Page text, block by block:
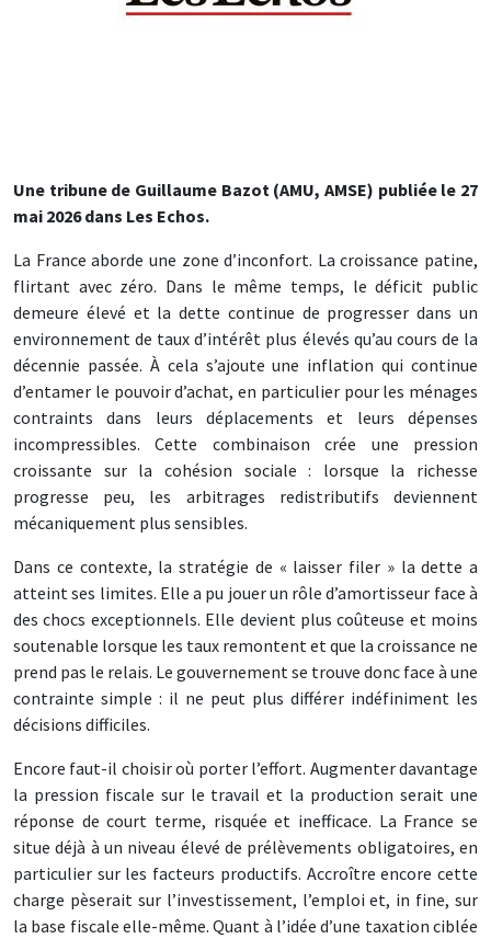
Une tribune de Guillaume Bazot (AMU, AMSE) publiée le 27
mai 2026 dans Les Echos.
La France aborde une zone d’inconfort. La croissance patine,
flirtant avec zéro. Dans le même temps, le déficit public
demeure élevé et la dette continue de progresser dans un
environnement de taux d’intérêt plus élevés qu’au cours de la
décennie passée. À cela s’ajoute une inflation qui continue
d’entamer le pouvoir d’achat, en particulier pour les ménages
contraints dans leurs déplacements et leurs dépenses
incompressibles. Cette combinaison crée une pression
croissante sur la cohésion sociale : lorsque la richesse
progresse peu, les arbitrages redistributifs deviennent
mécaniquement plus sensibles.
Dans ce contexte, la stratégie de « laisser filer » la dette a
atteint ses limites. Elle a pu jouer un rôle d’amortisseur face à
des chocs exceptionnels. Elle devient plus coûteuse et moins
soutenable lorsque les taux remontent et que la croissance ne
prend pas le relais. Le gouvernement se trouve donc face à une
contrainte simple : il ne peut plus différer indéfiniment les
décisions difficiles.
Encore faut-il choisir où porter l’effort. Augmenter davantage
la pression fiscale sur le travail et la production serait une
réponse de court terme, risquée et inefficace. La France se
situe déjà à un niveau élevé de prélèvements obligatoires, en
particulier sur les facteurs productifs. Accroître encore cette
charge pèserait sur l’investissement, l’emploi et, in fine, sur
la base fiscale elle-même. Quant à l’idée d’une taxation ciblée